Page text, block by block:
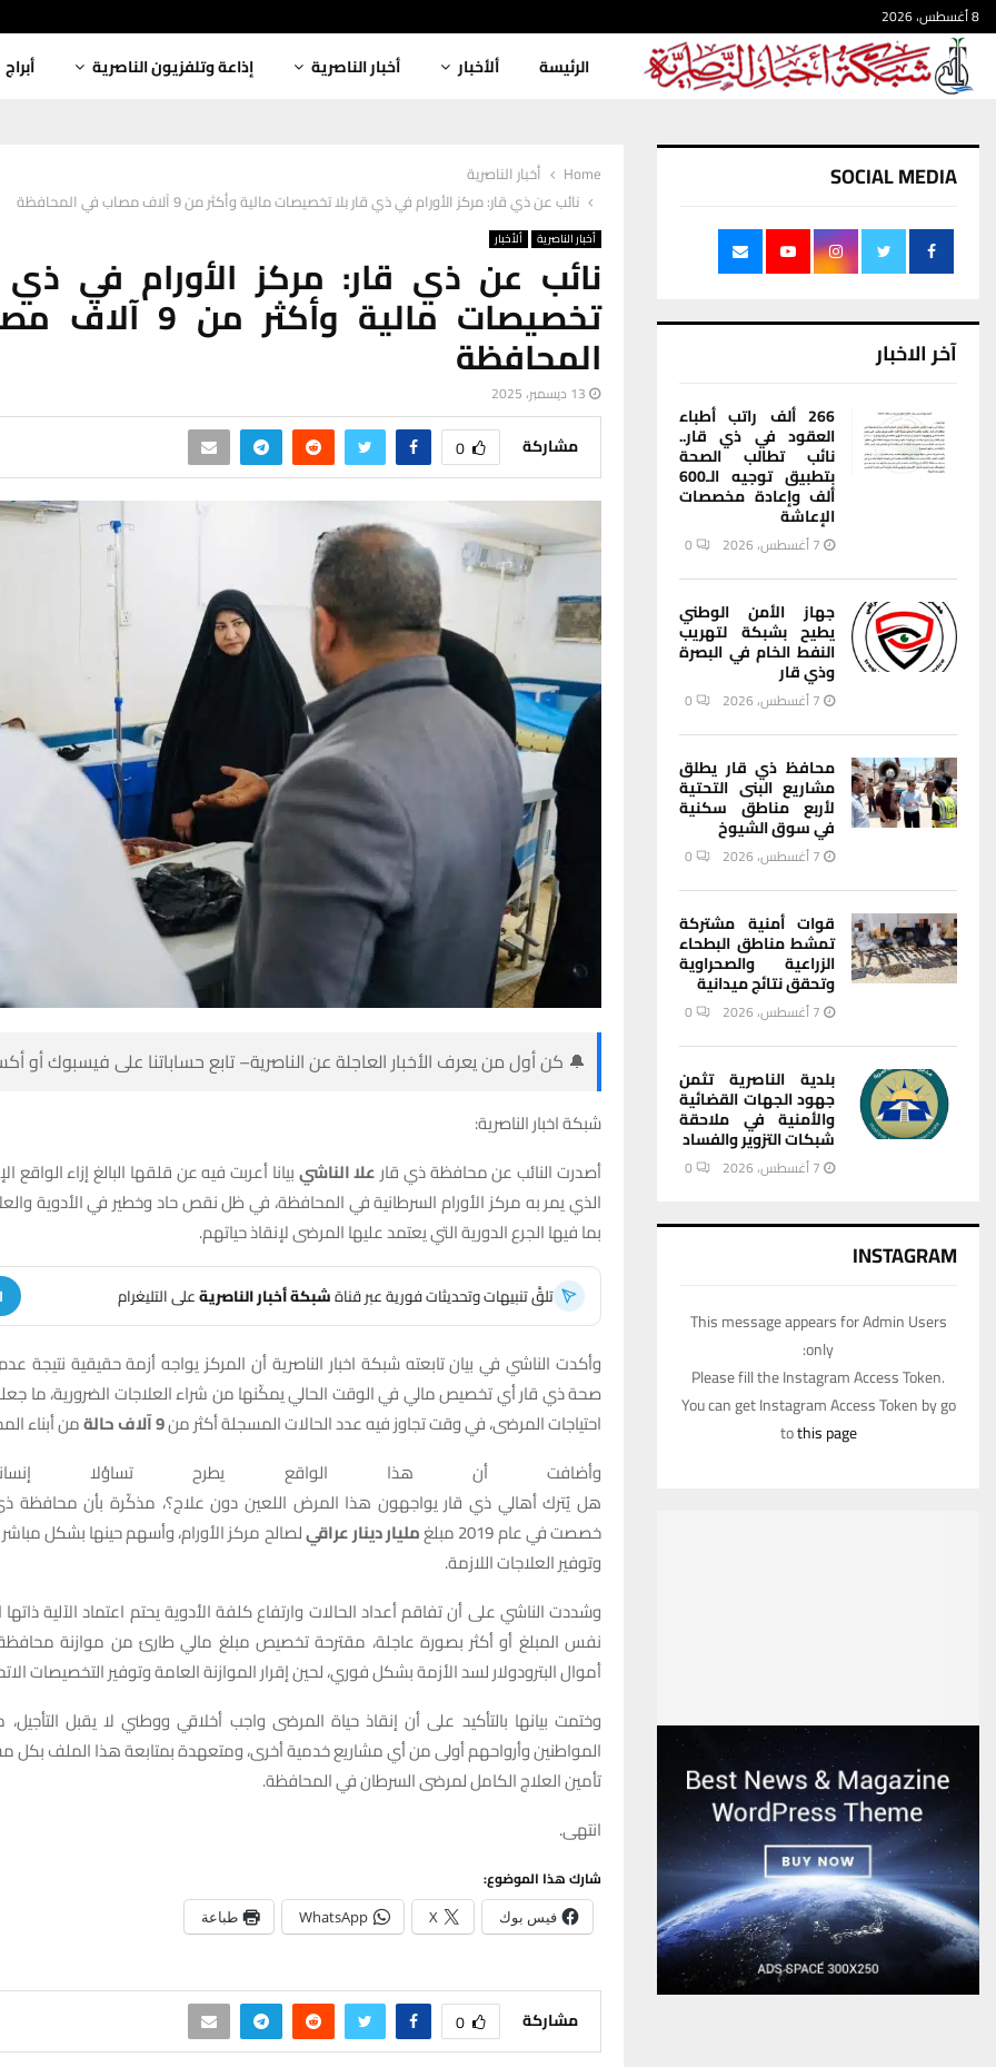
8 أغسطس، 2026
الرئيسة ألأخبار أخبار الناصرية إذاعة وتلفزيون الناصرية أبراج
Home
أخبار الناصرية
نائب عن ذي قار: مركز الأورام في ذي قار بلا تخصيصات مالية وأكثر من 9 آلاف مصاب في المحافظة
أخبار الناصرية ألأخبار
نائب عن ذي قار: مركز الأورام في ذي
تخصيصات مالية
المحافظة
13 ديسمبر، 2025
مشاركة 0
🔔 كن أول من يعرف الأخبار العاجلة عن الناصرية– تابع حساباتنا على فيسبوك أو
شبكة اخبار الناصرية:
أصدرت النائب عن محافظة ذي قارعلا الناشيبيانا أعربت فيه عن قلقها البالغ إزاء
الذي يمر به مركز الأورام السرطانية في المحافظة، في ظل نقص حاد وخطير في الأدوية
بما فيها الجرع الدورية التي يعتمد عليها المرضى لإنقاذ حياتهم.
تلقَّ تنبيهات وتحديثات فورية عبر قناةشبكة أخبار الناصريةعلى التليغرام
وأكدت الناشي في بيان تابعته شبكة اخبار الناصرية أن المركز يواجه أزمة حقيقية نتيجة
صحة ذي قار أي تخصيص مالي في الوقت الحالي يمكّنها من شراء العلاجات الضرورية، ما
احتياجات المرضى، في وقت تجاوز فيه عدد الحالات المسجلة أكثر من9 آلاف حالة
من أبناء
وأضافت أن هذا الواقع يطرح تساؤلا
هل يُتركأهالي ذي قاريواجهون هذا المرض اللعين دون علاج؟، مذكّرة بأن محافظة
خصصت في عام 2019 مبلغ
مليار دينار عراقيلصالح مركز الأورام، وأسهم حينها بشكل
وتوفير العلاجات اللازمة.
وشددت الناشي على أن تفاقم أعداد الحالات وارتفاع كلفة الأدوية يحتم اعتماد الآلية ذاتها
نفس المبلغ أو أكثر بصورة عاجلة، مقترحة تخصيص مبلغ مالي طارئ من موازنة
أموال البترودولار لسد الأزمة بشكل فوري، لحين إقرار الموازنة العامة وتوفير التخصيصات
وختمت بيانها بالتأكيد على أن إنقاذ حياة المرضى واجب أخلاقي ووطني لا يقبل
المواطنين وأرواحهم أولى من أي مشاريع خدمية أخرى، ومتعهدة بمتابعة هذا الملف بكل
تأمين العلاج الكامل لمرضى السرطان في المحافظة.
انتهى.
شارك هذا الموضوع:
فيس بوك X
WhatsApp طباعة
مشاركة 0
SOCIAL MEDIA
آخر الاخبار
266 ألف راتب أطباء
العقود في ذي قار..
نائب تطالب الصحة
بتطبيق توجيه الـ600
ألف وإعادة مخصصات
الإعاشة
7 أغسطس، 2026 0
جهاز الأمن الوطني
يطيح بشبكة لتهريب
النفط الخام في البصرة
وذي قار
7 أغسطس، 2026 0
محافظ ذي قار يطلق
مشاريع البنى التحتية
لأربع مناطق سكنية
في سوق الشيوخ
7 أغسطس، 2026 0
قوات أمنية مشتركة
تمشط مناطق البطحاء
الزراعية والصحراوية
وتحقق نتائج ميدانية
7 أغسطس، 2026 0
بلدية الناصرية تثمن
جهود الجهات القضائية
والأمنية في ملاحقة
شبكات التزوير والفساد
7 أغسطس، 2026 0
INSTAGRAM
This message appears for Admin Users
only:
Please fill the Instagram Access Token.
You can get Instagram Access Token by go
tothis page